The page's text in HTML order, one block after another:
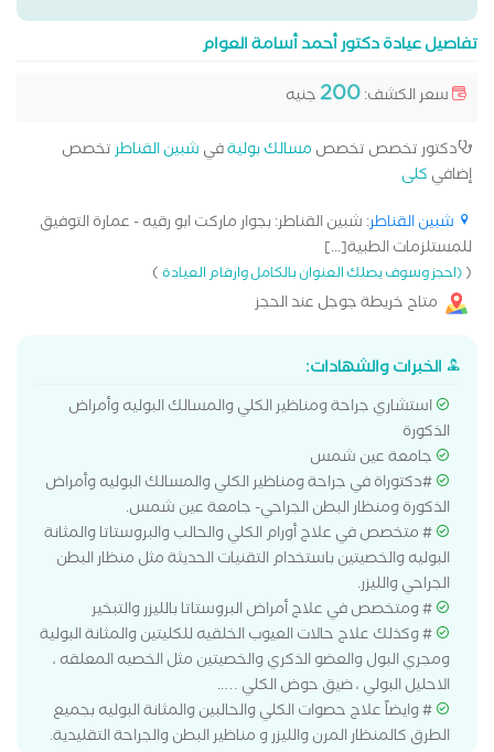
تفاصيل عيادة دكتور أحمد أسامة العوام
سعر الكشف:200جنيه
دكتور تخصص تخصص مسالك بوليةفي شبين القناطرتخصص
إضافي كلى
شبين القناطر: شبين القناطر: بجوار ماركت ابو رقيه - عمارة التوفيق
للمستلزمات الطبية[...]
((احجز وسوف يصلك العنوان بالكامل وارقام العيادة)
متاح خريطة جوجل عند الحجز
الخبرات والشهادات:
استشاري جراحة ومناظير الكلي والمسالك البوليه وأمراض
الذكورة
جامعة عين شمس
#دكتوراة في جراحة ومناظير الكلي والمسالك البوليه وأمراض
الذكورة ومنظار البطن الجراحي- جامعة عين شمس.
# متخصص في علاج أورام الكلي والحالب والبروستاتا والمثانة
البوليه والخصيتين باستخدام التقنيات الحديثة مثل منظار البطن
الجراحي والليزر.
# ومتخصص في علاج أمراض البروستاتا بالليزر والتبخير
# وكذلك علاج حالات العيوب الخلقيه للكليتين والمثانة البولية
ومجري البول والعضو الذكري والخصيتين مثل الخصيه المعلقه ،
الاحليل البولي ، ضيق حوض الكلي …..
# وايضاً علاج حصوات الكلي والحالبين والمثانة البوليه بجميع
الطرق كالمنظار المرن والليزر و مناظير البطن والجراحة التقليدية.